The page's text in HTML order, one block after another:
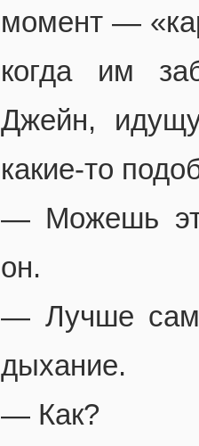
момент —
когда им
Джейн,
какие-то
— Можешь
он.
— Лучше сам,
дыхание.
— Как?